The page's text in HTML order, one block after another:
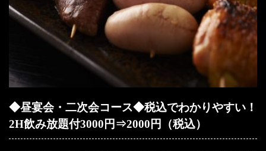
◆昼宴会・二次会コース◆税込でわかりやすい！
2H飲み放題付3000円⇒2000円（税込）